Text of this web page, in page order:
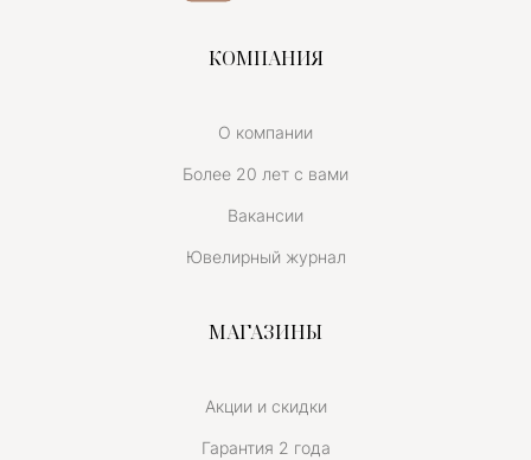
КОМПАНИЯ
О компании
Более 20 лет с вами
Вакансии
Ювелирный журнал
МАГАЗИНЫ
Акции и скидки
Гарантия 2 года